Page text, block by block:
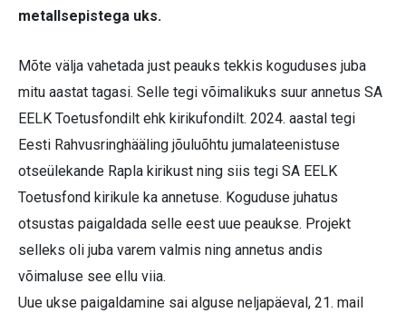
metallsepistega uks.
Mõte välja vahetada just peauks tekkis koguduses juba
mitu aastat tagasi. Selle tegi võimalikuks suur annetus SA
EELK Toetusfondilt ehk kirikufondilt. 2024. aastal tegi
Eesti Rahvusringhääling jõuluõhtu jumalateenistuse
otseülekande Rapla kirikust ning siis tegi SA EELK
Toetusfond kirikule ka annetuse. Koguduse juhatus
otsustas paigaldada selle eest uue peaukse. Projekt
selleks oli juba varem valmis ning annetus andis
võimaluse see ellu viia.
Uue ukse paigaldamine sai alguse neljapäeval, 21. mail